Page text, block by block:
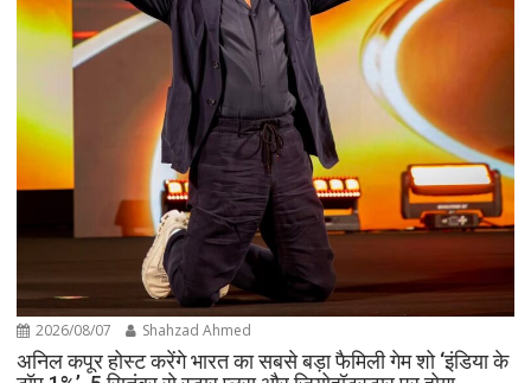
2026/08/07 Shahzad Ahmed
अनिल कपूर होस्ट करेंगे भारत का सबसे बड़ा फैमिली गेम शो ‘इंडिया के